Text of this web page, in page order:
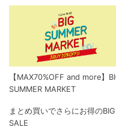
【MAX70%OFF and more】
SUMMER MARKET
まとめ買いでさらにお得のBIG
SALE